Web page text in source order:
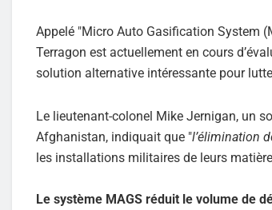
Appelé "Micro Auto Gasification System
Terragon est actuellement en cours
solution alternative intéressante pour
Le lieutenant-colonel Mike Jernigan, un
Afghanistan, indiquait que "l’élimination
les installations militaires de leurs
Le système MAGS réduit le volume de